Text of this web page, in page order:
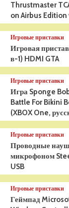
Thrustmaster
on Airbus Edition
Игровые приставки
Игровая
в-1) HDMI GTA
Игровые приставки
Игра Sponge
Battle For Bikini
(XBOX One,
Игровые приставки
Проводные
микрофоном
USB
Игровые приставки
Геймпад